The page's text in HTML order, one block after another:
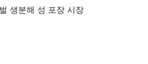
생분해 성 포장 시장